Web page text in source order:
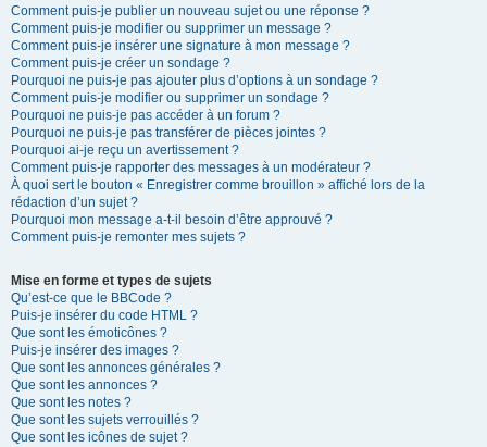
Comment puis-je publier un nouveau sujet ou une réponse ?
Comment puis-je modifier ou supprimer un message ?
Comment puis-je insérer une signature à mon message ?
Comment puis-je créer un sondage ?
Pourquoi ne puis-je pas ajouter plus d’options à un sondage ?
Comment puis-je modifier ou supprimer un sondage ?
Pourquoi ne puis-je pas accéder à un forum ?
Pourquoi ne puis-je pas transférer de pièces jointes ?
Pourquoi ai-je reçu un avertissement ?
Comment puis-je rapporter des messages à un modérateur ?
À quoi sert le bouton « Enregistrer comme brouillon » affiché lors de la
rédaction d’un sujet ?
Pourquoi mon message a-t-il besoin d’être approuvé ?
Comment puis-je remonter mes sujets ?
Mise en forme et types de sujets
Qu’est-ce que le BBCode ?
Puis-je insérer du code HTML ?
Que sont les émoticônes ?
Puis-je insérer des images ?
Que sont les annonces générales ?
Que sont les annonces ?
Que sont les notes ?
Que sont les sujets verrouillés ?
Que sont les icônes de sujet ?